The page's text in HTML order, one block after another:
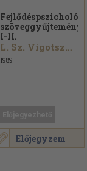
Előjegyzem
Fejlődéspszichológia
szöveggyűjtemény
I-II.
L. Sz. Vigotszkij...
1989